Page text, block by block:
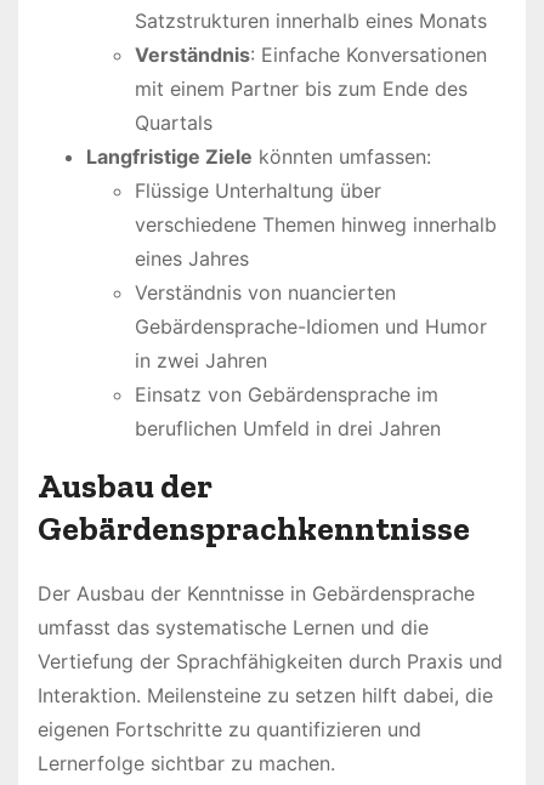
Satzstrukturen innerhalb eines Monats
Verständnis: Einfache Konversationen
mit einem Partner bis zum Ende des
Quartals
Langfristige Ziele könnten umfassen:
Flüssige Unterhaltung über
verschiedene Themen hinweg innerhalb
eines Jahres
Verständnis von nuancierten
Gebärdensprache-Idiomen und Humor
in zwei Jahren
Einsatz von Gebärdensprache im
beruflichen Umfeld in drei Jahren
Ausbau der
Gebärdensprachkenntnisse
Der Ausbau der Kenntnisse in Gebärdensprache
umfasst das systematische Lernen und die
Vertiefung der Sprachfähigkeiten durch Praxis und
Interaktion. Meilensteine zu setzen hilft dabei, die
eigenen Fortschritte zu quantifizieren und
Lernerfolge sichtbar zu machen.